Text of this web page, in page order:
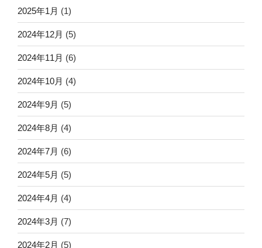
2025年1月 (1)
2024年12月 (5)
2024年11月 (6)
2024年10月 (4)
2024年9月 (5)
2024年8月 (4)
2024年7月 (6)
2024年5月 (5)
2024年4月 (4)
2024年3月 (7)
2024年2月 (5)